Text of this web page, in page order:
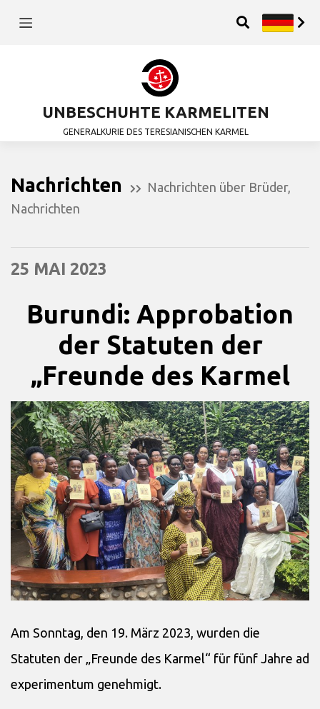
UNBESCHUHTE KARMELITEN
GENERALKURIE DES TERESIANISCHEN KARMEL
Nachrichten Nachrichten über Brüder,
Nachrichten
25 MAI 2023
Burundi: Approbation
der Statuten der
„Freunde des Karmel
Am Sonntag, den 19. März 2023, wurden die
Statuten der „Freunde des Karmel“ für fünf Jahre ad
experimentum genehmigt.